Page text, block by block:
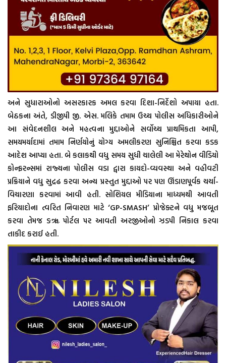
અને સુધારાઓનો અસરકારક અમલ કરવા દિશા-નિર્દેશો અપાયા હતા.
બેઠકના અંતે, ડીજીપી જી. એસ. મલિકે તમામ ઉચ્ચ પોલીસ અધિકારીઓને
આ સંવેદનશીલ અને મહત્વના મુદ્દાઓને સર્વોચ્ચ પ્રાથમિકતા આપી,
સમયમર્યાદામાં તમામ નિર્ણયોનું યોગ્ય અમલીકરણ સુનિશ્ચિત કરવા કડક
આદેશ આપ્યા હતા. બે કલાકથી વધુ સમય સુધી ચાલેલી આ મેરેથોન વીડિયો
કોન્ફરન્સમાં રાજ્યના પોલીસ વડા દ્વારા કાયદો-વ્યવસ્થા અને વહીવટી
પ્રક્રિયાને વધુ સુદ્રઢ કરવા અન્ય પ્રસ્તુત મુદ્દાઓ પર પણ ઊંડાણપૂર્વક ચર્ચા-
વિચારણા કરવામાં આવી હતી. સોશિયલ મીડિયાના માધ્યમથી આવતી
ફરિયાદોના ત્વરિત નિવારણ માટે ‘GP-SMASH’ પ્રોજેક્ટને વધુ મજબૂત
કરવા તેમજ ઙૠ પોર્ટલ પર આવતી અરજીઓનો ઝડપી નિકાલ કરવા
તાકીદ કરાઈ હતી.